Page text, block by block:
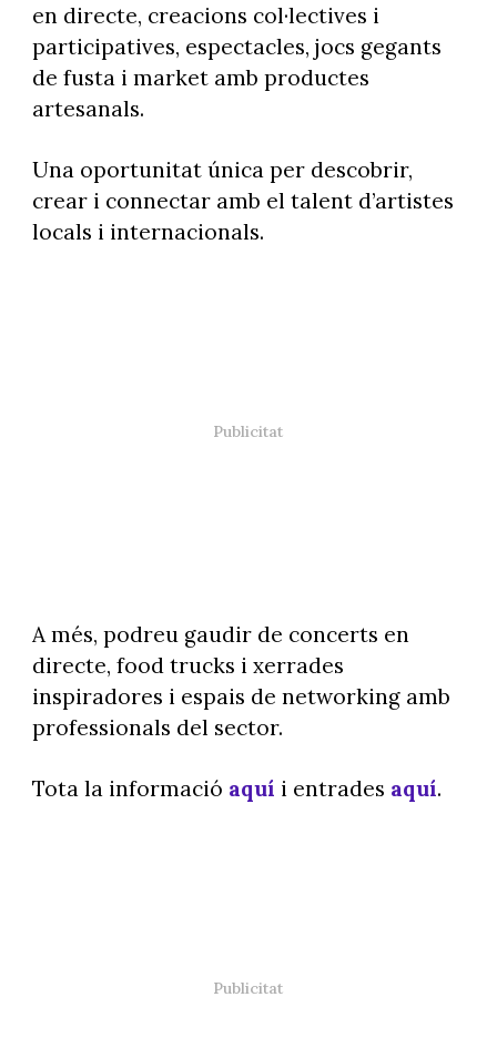
en directe, creacions col·lectives i
participatives, espectacles, jocs gegants
de fusta i market amb productes
artesanals.
Una oportunitat única per descobrir,
crear i connectar amb el talent d’artistes
locals i internacionals.
A més, podreu gaudir de concerts en
directe, food trucks i xerrades
inspiradores i espais de networking amb
professionals del sector.
Tota la informació aquí i entrades aquí.